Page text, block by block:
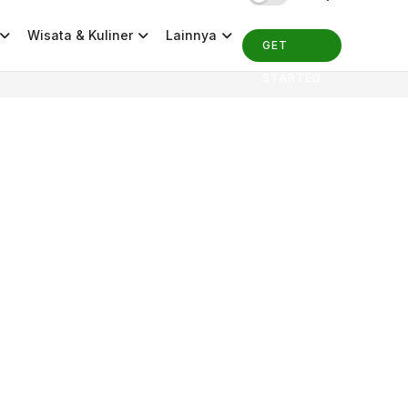
Wisata & Kuliner Lainnya
GET